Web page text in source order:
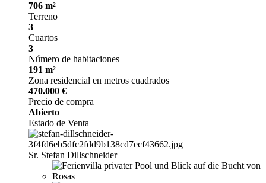
706 m²
Terreno
3
Cuartos
3
Número de habitaciones
191 m²
Zona residencial en metros cuadrados
470.000 €
Precio de compra
Abierto
Estado de Venta
Sr. Stefan Dillschneider